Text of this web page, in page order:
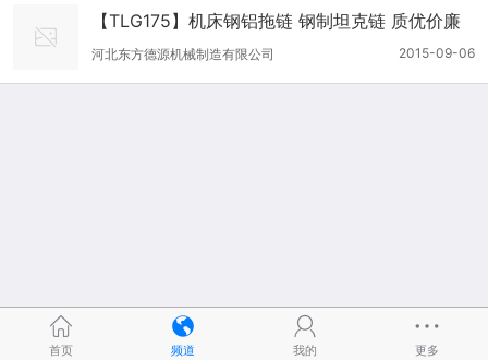
【TLG175】机床钢铝拖链 钢制坦克链 质优价廉
正品
2015-09-06
河北东方德源机械制造有限公司
首页 频道 我的 更多